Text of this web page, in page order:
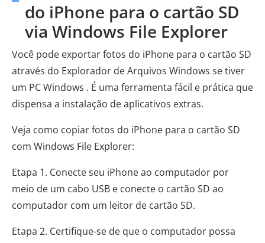
do iPhone para o cartão SD
via Windows File Explorer
Você pode exportar fotos do iPhone para o cartão SD
através do Explorador de Arquivos Windows se tiver
um PC Windows . É uma ferramenta fácil e prática que
dispensa a instalação de aplicativos extras.
Veja como copiar fotos do iPhone para o cartão SD
com Windows File Explorer:
Etapa 1. Conecte seu iPhone ao computador por
meio de um cabo USB e conecte o cartão SD ao
computador com um leitor de cartão SD.
Etapa 2. Certifique-se de que o computador possa